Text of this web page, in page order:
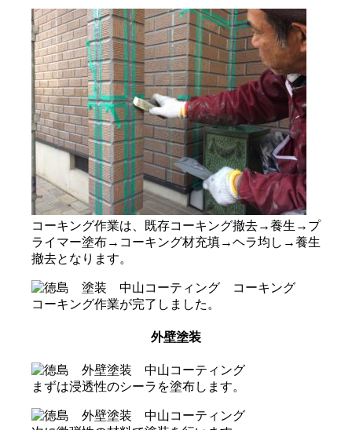
コーキング作業は、既存コーキング撤去→養生→プ
ライマー塗布→コーキング材充填→ヘラ均し→養生
撤去となります。
コーキング作業が完了しました。
外壁塗装
まずは浸透性のシーラを塗布します。